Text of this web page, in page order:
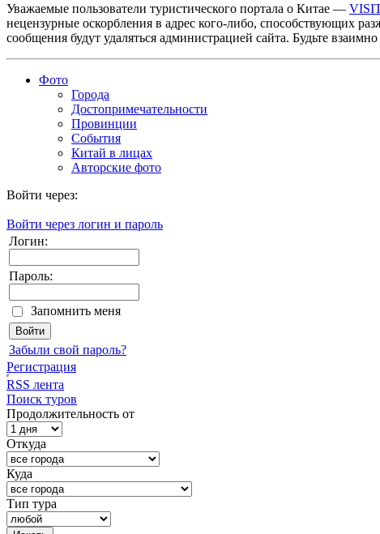
Уважаемые пользователи туристического портала о Китае —
нецензурные оскорбления в адрес кого-либо, способствующих
сообщения будут удаляться администрацией сайта. Будьте
Фото
Города
Достопримечательности
Провинции
События
Китай в лицах
Авторские фото
Войти через:
Войти через логин и пароль
Логин:
Пароль:
Запомнить меня
Забыли свой пароль?
Регистрация
RSS лента
Поиск туров
Продолжительность от
Откуда
Куда
Тип тура